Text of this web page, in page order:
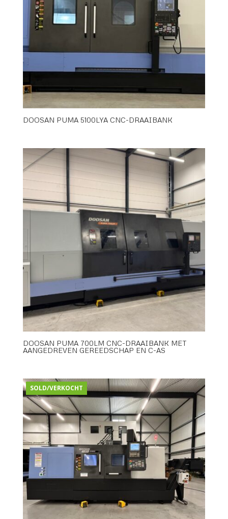
DOOSAN PUMA 5100LYA CNC-DRAAIBANK
DOOSAN PUMA 700LM CNC-DRAAIBANK MET
AANGEDREVEN GEREEDSCHAP EN C-AS
SOLD/VERKOCHT